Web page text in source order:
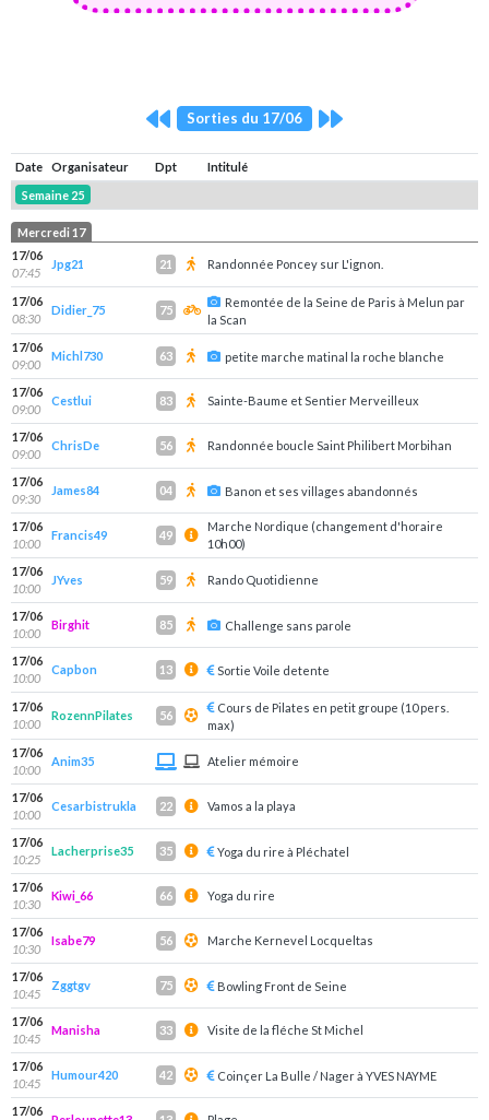
Sorties du 17/06
Date Organisateur Dpt
Intitulé
Semaine 25
Mercredi 17
17/06
07:45
Jpg21 21 Randonnée Poncey sur L'ignon.
17/06
08:30
Didier_75 75
Remontée de la Seine de Paris à Melun par
la Scan
17/06
09:00
Michl730 63 petite marche matinal la roche blanche
17/06
09:00
Cestlui 83 Sainte-Baume et Sentier Merveilleux
17/06
09:00
ChrisDe 56 Randonnée boucle Saint Philibert Morbihan
17/06
09:30
James84 04 Banon et ses villages abandonnés
17/06
10:00
Francis49 49
Marche Nordique (changement d'horaire
10h00)
17/06
10:00
JYves 59 Rando Quotidienne
17/06
10:00
Birghit 85 Challenge sans parole
17/06
10:00
Capbon 13 Sortie Voile detente
17/06
10:00
RozennPilates 56
Cours de Pilates en petit groupe (10 pers.
max)
17/06
10:00
Anim35 Atelier mémoire
17/06
10:00
Cesarbistrukla 22 Vamos a la playa
17/06
10:25
Lacherprise35 35 Yoga du rire à Pléchatel
17/06
10:30
Kiwi_66 66 Yoga du rire
17/06
10:30
Isabe79 56 Marche Kernevel Locqueltas
17/06
10:45
Zggtgv 75 Bowling Front de Seine
17/06
10:45
Manisha 33 Visite de la fléche St Michel
17/06
10:45
Humour420 42 Coinçer La Bulle / Nager à YVES NAYME
17/06